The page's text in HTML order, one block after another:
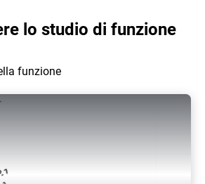
lo studio di funzione
funzione